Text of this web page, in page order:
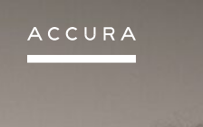
Gå
indhold